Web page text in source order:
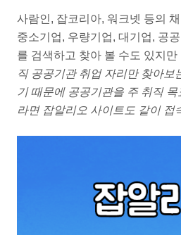
사람인, 잡코리아, 워크넷 등의
중소기업, 우량기업, 대기업, 공
를 검색하고 찾아 볼 수도 있지만
직 공공기관 취업 자리만 찾아보
기 때문에 공공기관을 주 취직
라면 잡알리오 사이트도 같이 접